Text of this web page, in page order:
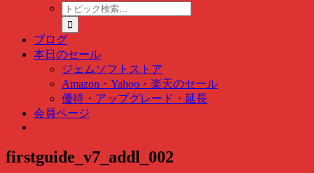
ト
ピ
ッ
ク
検
索
…
ブログ
本日のセール
ジェムソフトストア
Amazon・Yahoo・楽天のセール
優待・アップグレード・延長
会員ページ
firstguide_v7_addl_002